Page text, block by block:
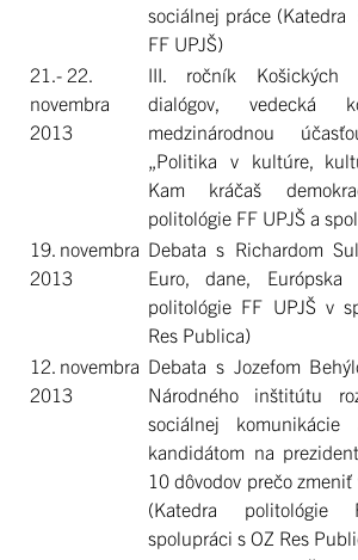
sociálnej práce (Katedra
FF UPJŠ)
21.- 22.
novembra
2013
III. ročník Košických
dialógov, vedecká
medzinárodnou
„Politika v kultúre,
Kam kráčaš
politológie FF UPJŠ a
19. novembra
2013
Debata s Richardom
Euro, dane, Európska
politológie FF UPJŠ v
Res Publica)
12. novembra
2013
Debata s Jozefom
Národného inštitútu
sociálnej komunikácie
kandidátom na
10 dôvodov prečo zmeniť
(Katedra
spolupráci s OZ Res